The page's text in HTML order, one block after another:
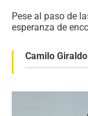
Pese al paso de
esperanza de
Camilo